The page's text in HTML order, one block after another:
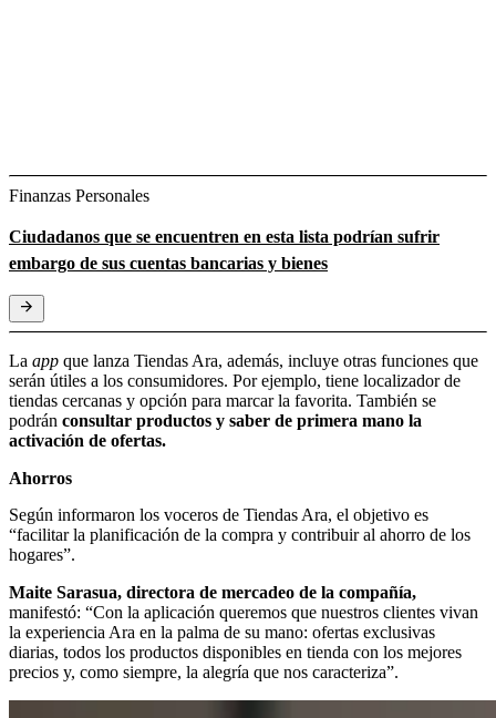
Finanzas Personales
Ciudadanos que se encuentren en esta lista podrían sufrir
embargo de sus cuentas bancarias y bienes
La app que lanza Tiendas Ara, además, incluye otras funciones que
serán útiles a los consumidores. Por ejemplo, tiene localizador de
tiendas cercanas y opción para marcar la favorita. También se
podrán consultar productos y saber de primera mano la
activación de ofertas.
Ahorros
Según informaron los voceros de Tiendas Ara, el objetivo es
“facilitar la planificación de la compra y contribuir al ahorro de los
hogares”.
Maite Sarasua, directora de mercadeo de la compañía,
manifestó: “Con la aplicación queremos que nuestros clientes vivan
la experiencia Ara en la palma de su mano: ofertas exclusivas
diarias, todos los productos disponibles en tienda con los mejores
precios y, como siempre, la alegría que nos caracteriza”.